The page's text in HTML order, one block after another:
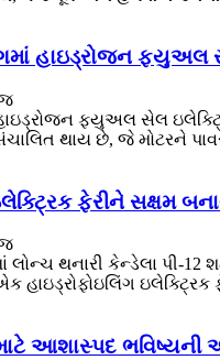
હાઇડ્રોજન
હાઇડ્રોજન ફ્યુઅલ સેલ
થાય છે, જે મોટરને
ફેરીને સક્ષમ
લોન્ચ થનારી કેન્ડેલા
ઇલેક્ટ્રિક
આશાસ્પદ ભવિષ્યની